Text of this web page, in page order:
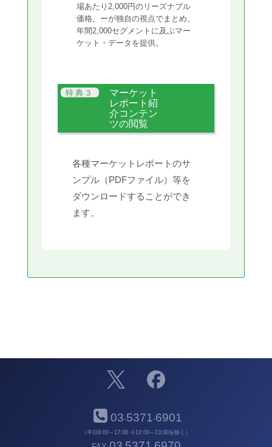
場あたり2,000円のリーズナブル
価格。ーが独自の視点でまとめ、
年間2,000セグメントに及ぶマー
ケット・データを提供。
マーケット
レポート紹
介コンテン
ツの閲覧
各種マーケットレポートのサ
ンプル（PDFファイル）等を
ダウンロードすることができ
ます。
03-5371-6901
（平日9:00～17:00 ※12:00～13:00を除く）